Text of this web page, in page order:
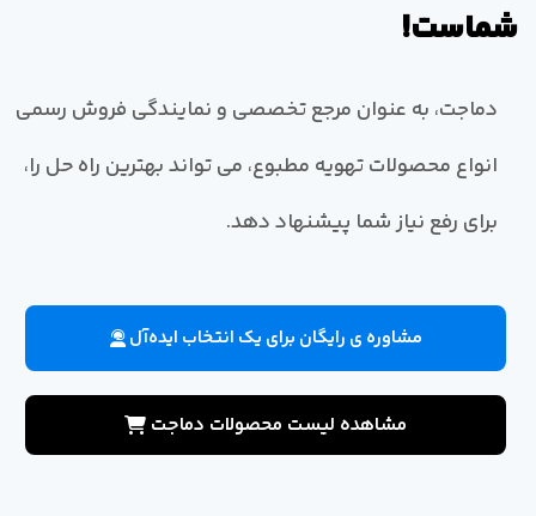
شماست!
دماجت، به عنوان مرجع تخصصی و نمایندگی فروش رسمی
انواع محصولات تهویه مطبوع، می تواند بهترین راه حل را،
برای رفع نیاز شما پیشنهاد دهد.
مشاوره ی رایگان برای یک انتخاب ایده‌آل
مشاهده لیست محصولات دماجت